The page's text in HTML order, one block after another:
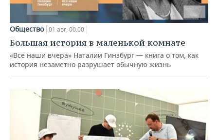
Общество 01 авг, 00:00
Большая история в маленькой комнате
«Все наши вчера» Наталии Гинзбург — книга о том, как
история незаметно разрушает обычную жизнь